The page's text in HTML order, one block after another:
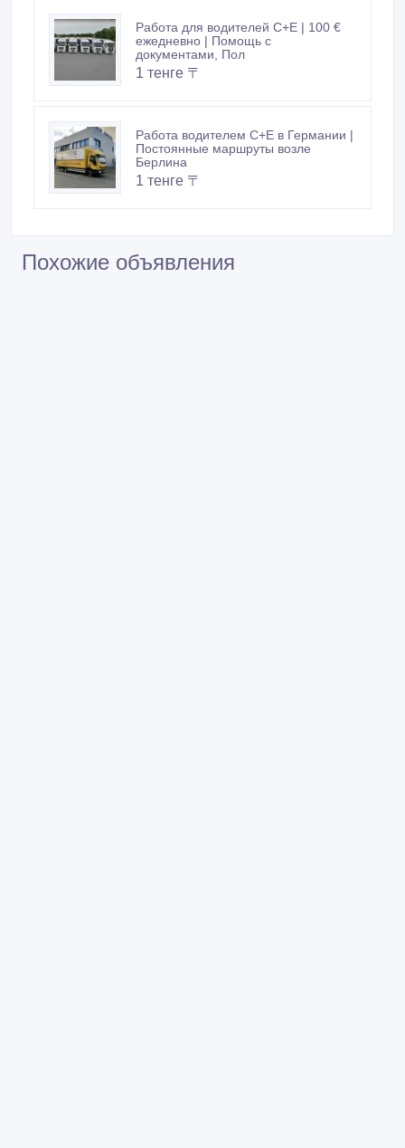
Работа для водителей C+E | 100 €
ежедневно | Помощь с
документами, Пол
1 тенге 〒
Работа водителем C+E в Германии |
Постоянные маршруты возле
Берлина
1 тенге 〒
Похожие объявления